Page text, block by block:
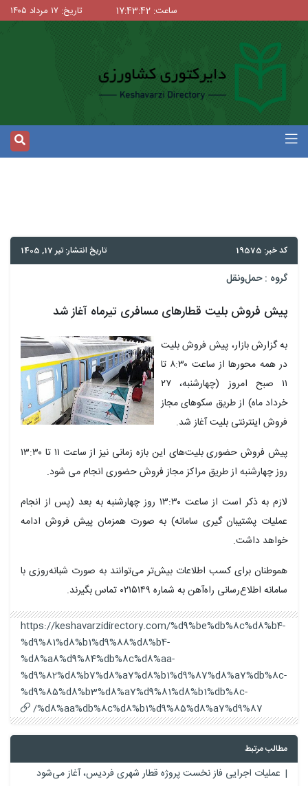
ساعت: 17:43:42 تاریخ: ۱۷ مرداد ۱۴۰۵
کد خبر: 19575 تاریخ انتشار: تیر 17, 1405
گروه :حمل‌و‌نقل
پیش فروش بلیت‌ قطارهای مسافری تیرماه آغاز شد
به گزارش بازار، پیش فروش بلیت
در همه محورها از ساعت ۸:۳۰ تا
۱۱ صبح امروز (چهارشنبه، ۲۷
خرداد ماه) از طریق سکوهای مجاز
فروش اینترنتی بلیت آغاز شد.
پیش فروش حضوری بلیت‌های این بازه زمانی نیز از ساعت ۱۱ تا ۱۳:۳۰
روز چهارشنبه از طریق مراکز مجاز فروش حضوری انجام می شود.
لازم به ذکر است از ساعت ۱۳:۳۰ روز چهارشنبه به بعد (پس از انجام
عملیات پشتیبان گیری سامانه) به صورت همزمان پیش فروش ادامه
خواهد داشت.
هموطنان برای کسب اطلاعات بیش‌تر می‌توانند به صورت شبانه‌روزی با
سامانه اطلاع‌رسانی راه‌آهن به شماره ۰۲۱۵۱۴۹ تماس بگیرند.
https://keshavarzidirectory.com/%d9%be%db%8c%d8%b4-
%d9%81%d8%b1%d9%88%d8%b4-
%d8%a8%d9%84%db%8c%d8%aa-
%d9%82%d8%b7%d8%a7%d8%b1%d9%87%d8%a7%db%8c-
%d9%85%d8%b3%d8%a7%d9%81%d8%b1%db%8c-
%d8%aa%db%8c%d8%b1%d9%85%d8%a7%d9%87/
مطالب مرتبط
عملیات اجرایی فاز نخست پروژه قطار شهری فردیس، آغاز می‌شود